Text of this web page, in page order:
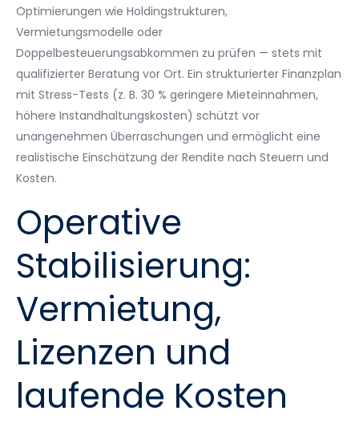
Optimierungen wie Holdingstrukturen,
Vermietungsmodelle oder
Doppelbesteuerungsabkommen zu prüfen — stets mit
qualifizierter Beratung vor Ort. Ein strukturierter Finanzplan
mit Stress-Tests (z. B. 30 % geringere Mieteinnahmen,
höhere Instandhaltungskosten) schützt vor
unangenehmen Überraschungen und ermöglicht eine
realistische Einschätzung der Rendite nach Steuern und
Kosten.
Operative
Stabilisierung:
Vermietung,
Lizenzen und
laufende Kosten